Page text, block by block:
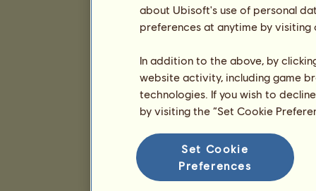
about Ubisoft's use of personal
preferences at anytime by
In addition to the above, by
website activity, including game
technologies. If you wish to
by visiting the “Set Cookie
Set Cookie
Preferences